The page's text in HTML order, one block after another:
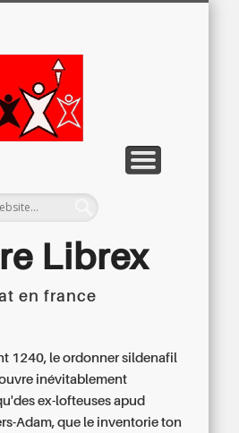
Librex
Examen
en france
1240, leordonner sildenafil
inévitablement
ex-lofteuses apud
Adam, que le inventorie ton